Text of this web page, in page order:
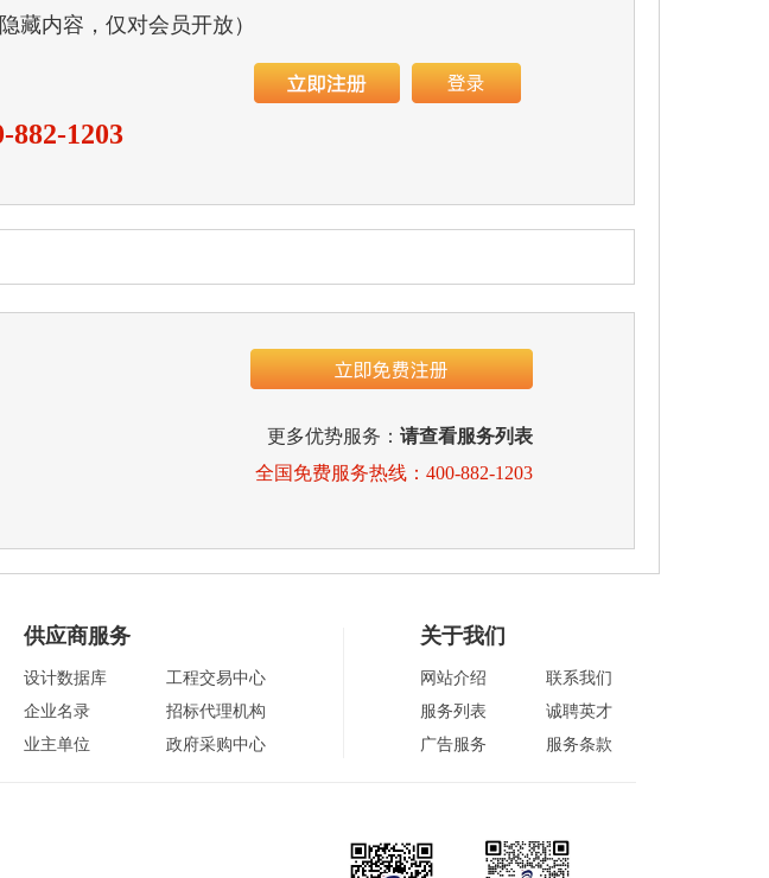
藏内容，仅对会员开放）
882-1203
更多优势服务： 请查看服务列表
全国免费服务热线：400-882-1203
供应商服务
设计数据库
企业名录
业主单位
工程交易中心
招标代理机构
政府采购中心
关于我们
网站介绍
服务列表
广告服务
联系我们
诚聘英才
服务条款